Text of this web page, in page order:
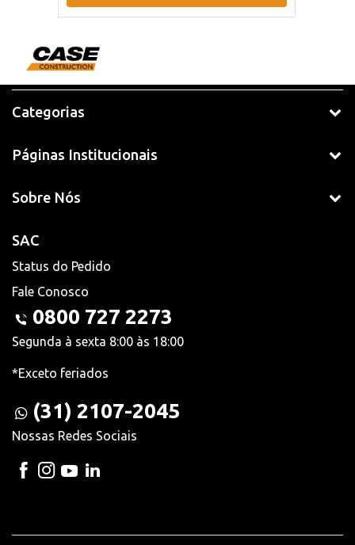
Categorias
Páginas Institucionais
Sobre Nós
SAC
Status do Pedido
Fale Conosco
0800 727 2273
Segunda à sexta 8:00 às 18:00
*Exceto feriados
(31) 2107-2045
Nossas Redes Sociais